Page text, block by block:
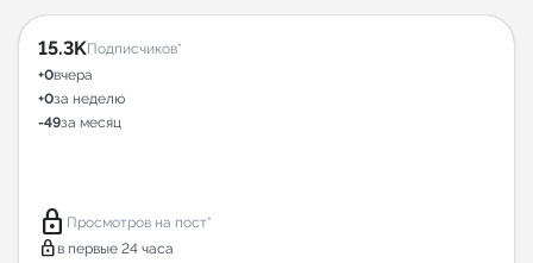
15.3KПодписчиков*
+0вчера
+0за неделю
-49за месяц
lock Просмотров на пост*
lock в первые 24 часа